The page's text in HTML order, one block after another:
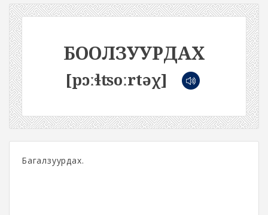
БООЛЗУУРДАХ
[pɔːɬʦoːrtəχ]
Багалзуурдах.